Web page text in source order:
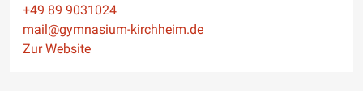
Telefon
+49 89 9031024
E-Mail
mail@gymnasium-kirchheim.de
Website
Zur Website